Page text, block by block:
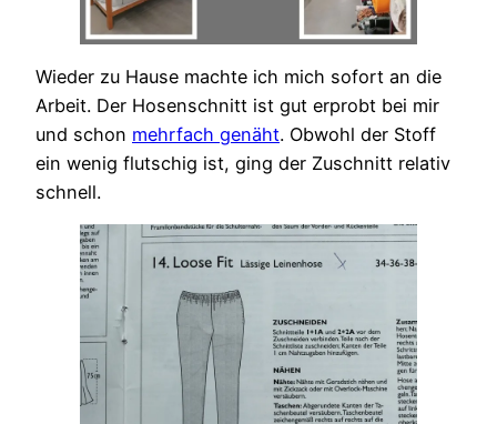
Wieder zu Hause machte ich mich sofort an die
Arbeit. Der Hosenschnitt ist gut erprobt bei mir
und schon mehrfach genäht. Obwohl der Stoff
ein wenig flutschig ist, ging der Zuschnitt relativ
schnell.